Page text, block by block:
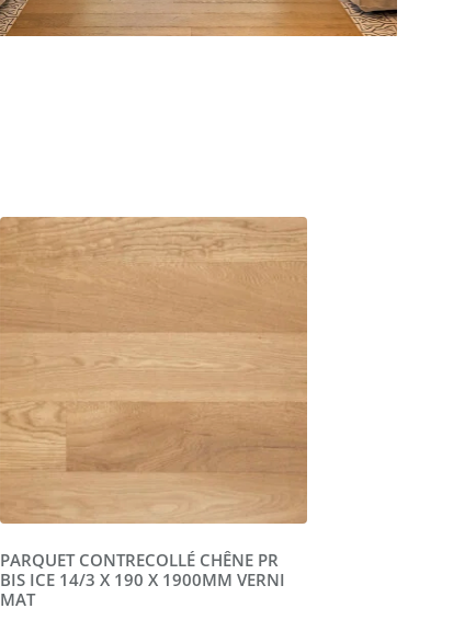
PARQUET CONTRECOLLÉ CHÊNE PR
BIS ICE 14/3 X 190 X 1900MM VERNI
MAT